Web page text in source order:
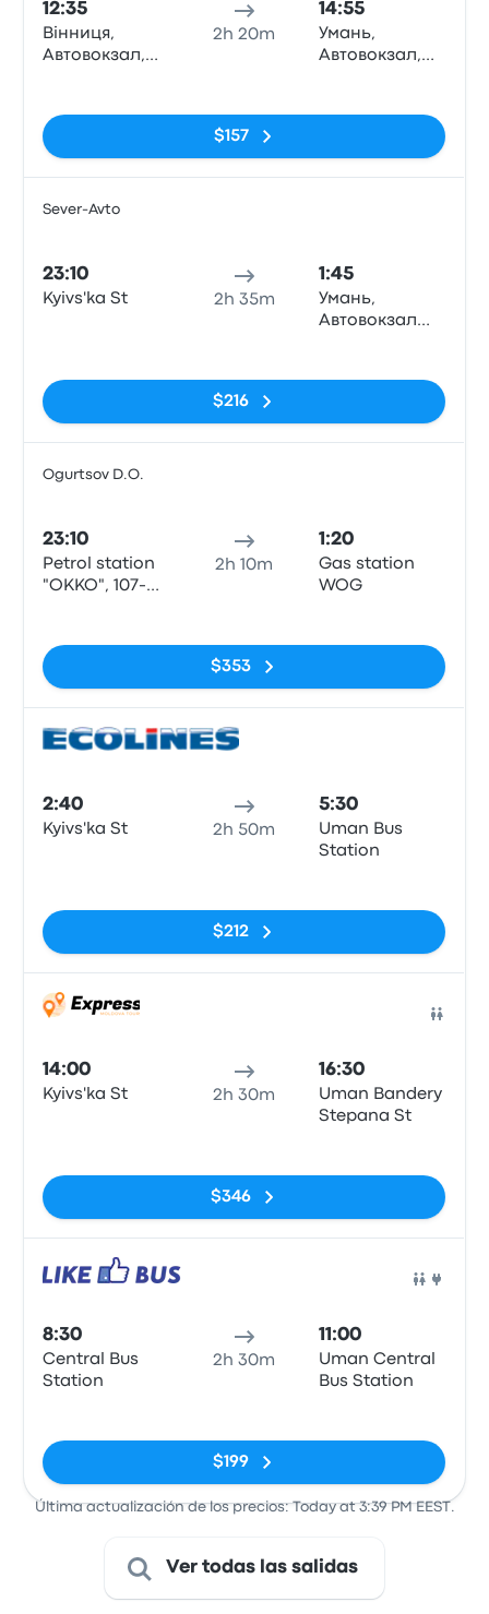
12:35
Вінниця,
Автовокзал,
2h 20m
14:55
Умань,
Автовокзал,
$157
Sever-Avto
23:10
Kyivs'ka St 2h 35m
1:45
Умань,
Автовокзал
$216
Ogurtsov D.O.
23:10
Petrol station
"OKKO", 107-V
Vinnytsia
2h 10m
1:20
Gas station
WOG
$353
2:40
Kyivs'ka St 2h 50m
5:30
Uman Bus
Station
$212
14:00
Kyivs'ka St 2h 30m
16:30
Uman Bandery
Stepana St
$346
8:30
Central Bus
Station
2h 30m
11:00
Uman Central
Bus Station
$199
Última actualización de los precios: Today at 3:39 PM EEST.
Ver todas las salidas